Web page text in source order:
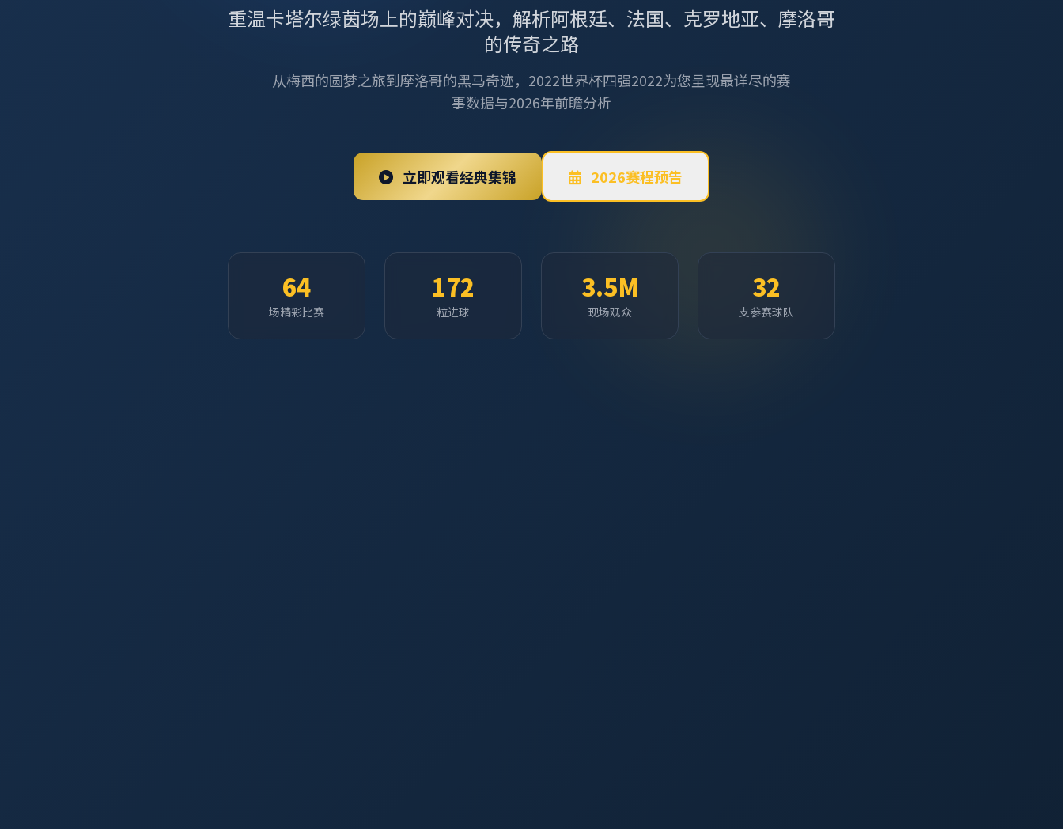
重温卡塔尔绿茵场上的巅峰对决，解析阿根廷、法国、克罗地亚、摩洛哥
的传奇之路
从梅西的圆梦之旅到摩洛哥的黑马奇迹，2022世界杯四强2022为您呈现最详尽的赛
事数据与2026年前瞻分析
立即观看经典集锦 2026赛程预告
64
场精彩比赛
172
粒进球
3.5M
现场观众
32
支参赛球队